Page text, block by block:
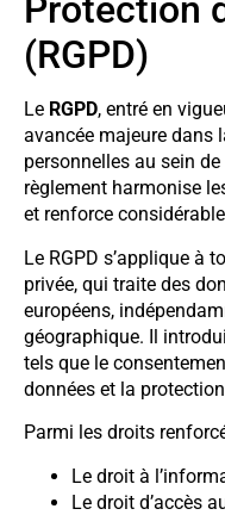
Protection
(RGPD)
Le RGPD, entré en
avancée majeure dans
personnelles au sein de
règlement harmonise
et renforce
Le RGPD s’applique à
privée, qui traite des
européens,
géographique. Il
tels que le
données et la
Parmi les droits
Le droit à
Le droit d’accès